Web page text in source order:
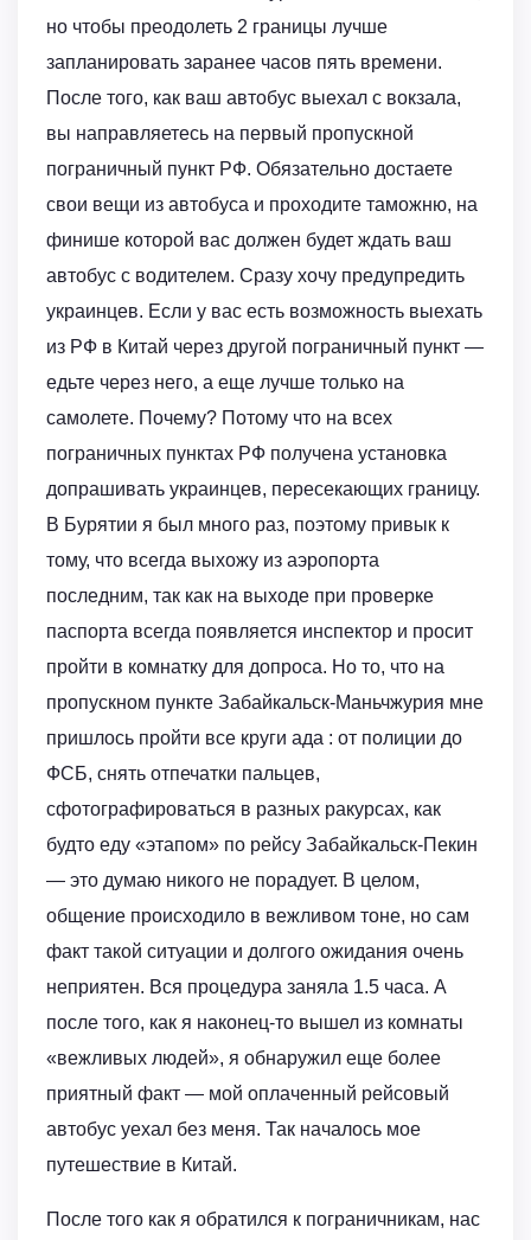
но чтобы преодолеть 2 границы лучше
запланировать заранее часов пять времени.
После того, как ваш автобус выехал с вокзала,
вы направляетесь на первый пропускной
пограничный пункт РФ. Обязательно достаете
свои вещи из автобуса и проходите таможню, на
финише которой вас должен будет ждать ваш
автобус с водителем. Сразу хочу предупредить
украинцев. Если у вас есть возможность выехать
из РФ в Китай через другой пограничный пункт —
едьте через него, а еще лучше только на
самолете. Почему? Потому что на всех
пограничных пунктах РФ получена установка
допрашивать украинцев, пересекающих границу.
В Бурятии я был много раз, поэтому привык к
тому, что всегда выхожу из аэропорта
последним, так как на выходе при проверке
паспорта всегда появляется инспектор и просит
пройти в комнатку для допроса. Но то, что на
пропускном пункте Забайкальск-Маньчжурия мне
пришлось пройти все круги ада : от полиции до
ФСБ, снять отпечатки пальцев,
сфотографироваться в разных ракурсах, как
будто еду «этапом» по рейсу Забайкальск-Пекин
— это думаю никого не порадует. В целом,
общение происходило в вежливом тоне, но сам
факт такой ситуации и долгого ожидания очень
неприятен. Вся процедура заняла 1.5 часа. А
после того, как я наконец-то вышел из комнаты
«вежливых людей», я обнаружил еще более
приятный факт — мой оплаченный рейсовый
автобус уехал без меня. Так началось мое
путешествие в Китай.
После того как я обратился к пограничникам, нас